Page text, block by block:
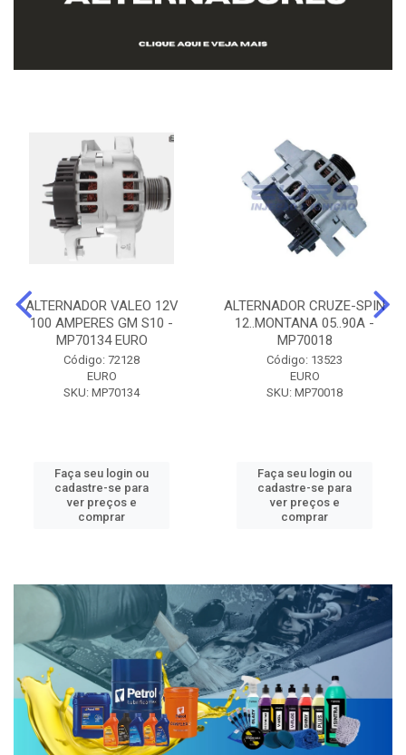
ALTERNADOR VALEO 12V
100 AMPERES GM S10 -
MP70134 EURO
Código: 72128
EURO
SKU: MP70134
Faça seu login ou
cadastre-se para
ver preços e
comprar
ALTERNADOR CRUZE-SPIN
12..MONTANA 05..90A -
MP70018
Código: 13523
EURO
SKU: MP70018
Faça seu login ou
cadastre-se para
ver preços e
comprar